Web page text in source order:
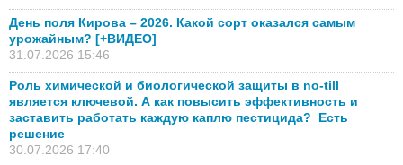
День поля Кирова – 2026. Какой сорт оказался самым
урожайным? [+ВИДЕО]
31.07.2026 15:46
Роль химической и биологической защиты в no-till
является ключевой. А как повысить эффективность и
заставить работать каждую каплю пестицида? Есть
решение
30.07.2026 17:40